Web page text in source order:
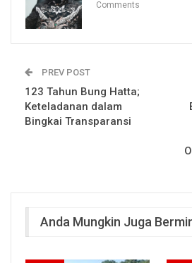
Comments
PREV POST
123 Tahun Bung Hatta;
Keteladanan dalam
Bingkai Transparansi
Anda Mungkin Juga